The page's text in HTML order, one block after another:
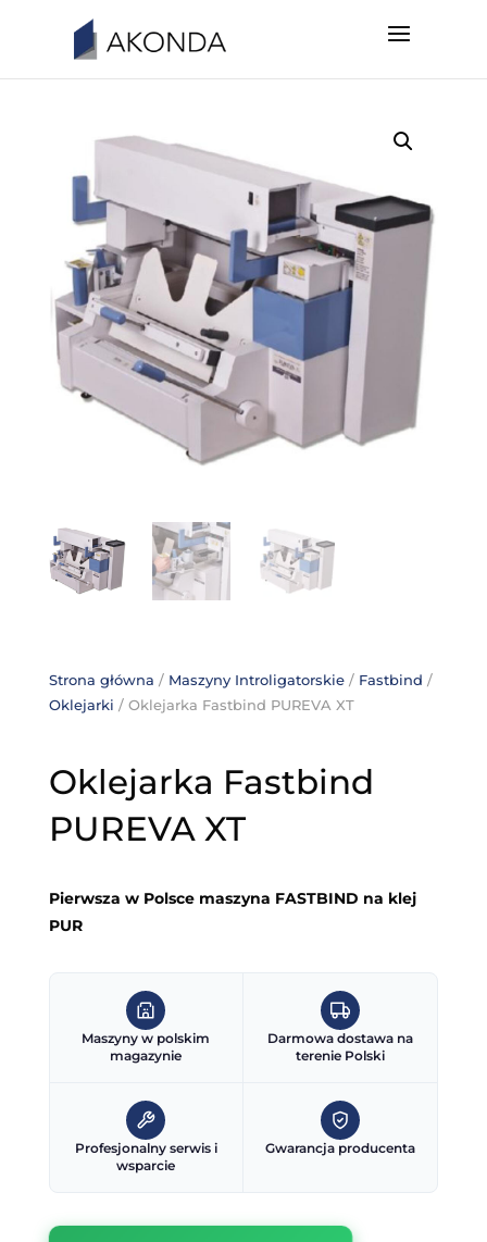
Strona główna / Maszyny Introligatorskie/ Fastbind /
Oklejarki / Oklejarka Fastbind PUREVA XT
Oklejarka Fastbind
PUREVA XT
Pierwsza w Polsce maszyna FASTBIND na klej
PUR
Maszyny w polskim
magazynie
Darmowa dostawa na
terenie Polski
Profesjonalny serwis i
wsparcie
Gwarancja producenta